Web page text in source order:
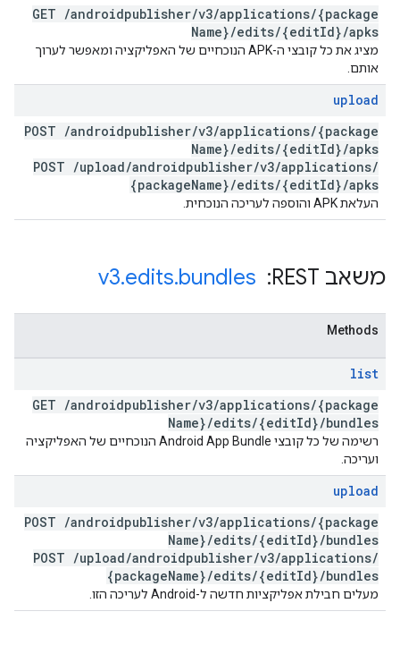
GET /androidpublisher/v3/applications/{package
Name}/edits/{editId}/apks
מציג את כל קובצי ה-APK הנוכחיים של האפליקציה ומאפשר לערוך
אותם.
upload
POST /androidpublisher/v3/applications/{package
Name}/edits/{editId}/apks
POST /upload/androidpublisher/v3/applications/
{packageName}/edits/{editId}/apks
העלאת APK והוספה לעריכה הנוכחית.
משאב REST: ‏ v3.edits.bundles
Methods
list
GET /androidpublisher/v3/applications/{package
Name}/edits/{editId}/bundles
רשימה של כל קובצי Android App Bundle הנוכחיים של האפליקציה
ועריכה.
upload
POST /androidpublisher/v3/applications/{package
Name}/edits/{editId}/bundles
POST /upload/androidpublisher/v3/applications/
{packageName}/edits/{editId}/bundles
מעלים חבילת אפליקציות חדשה ל-Android לעריכה הזו.